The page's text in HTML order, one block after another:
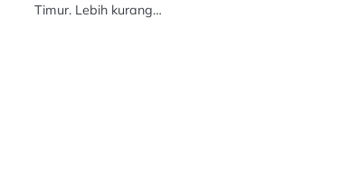
Timur. Lebih kurang…